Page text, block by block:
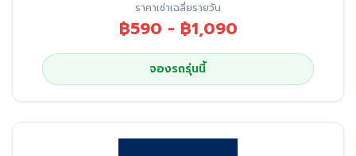
ราคาเช่าเฉลี่ยรายวัน
฿590 - ฿1,090
จองรถรุ่นนี้